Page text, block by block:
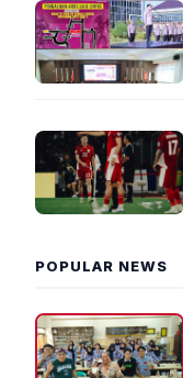
POPULAR NEWS